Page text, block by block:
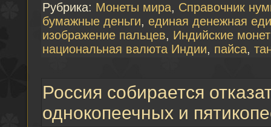
Рубрика: Монеты мира, Справочник
бумажные деньги, единая денежная
изображение пальцев, Индийские
национальная валюта Индии, пайса,
Россия собирается
однокопеечных и